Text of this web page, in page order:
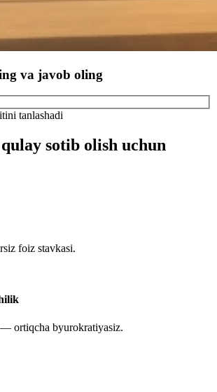
va javob oling
tanlashadi
sotib olish uchun
foiz stavkasi.
ortiqcha byurokratiyasiz.